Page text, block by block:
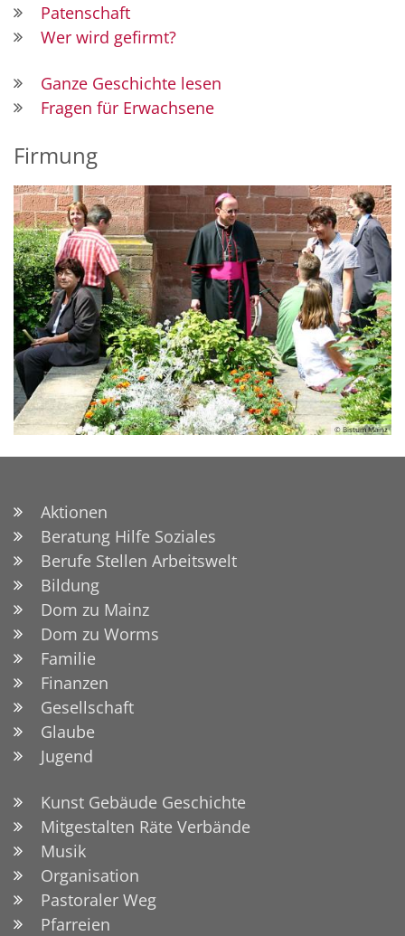
Patenschaft
Wer wird gefirmt?
Ganze Geschichte lesen
Fragen für Erwachsene
Firmung
© Bistum Mainz
Aktionen
Beratung Hilfe Soziales
Berufe Stellen Arbeitswelt
Bildung
Dom zu Mainz
Dom zu Worms
Familie
Finanzen
Gesellschaft
Glaube
Jugend
Kunst Gebäude Geschichte
Mitgestalten Räte Verbände
Musik
Organisation
Pastoraler Weg
Pfarreien